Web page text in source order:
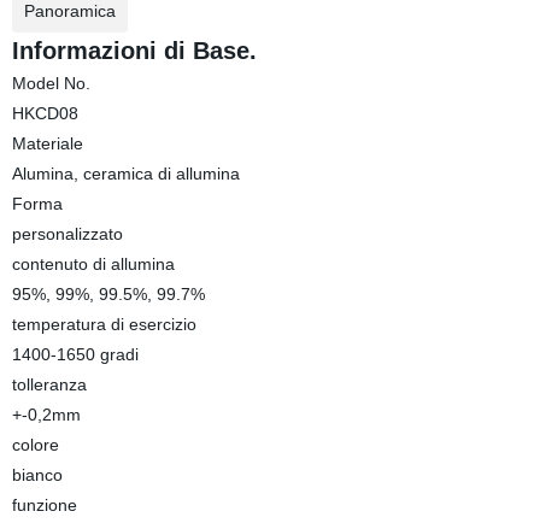
Panoramica
Informazioni di Base.
Model No.
HKCD08
Materiale
Alumina, ceramica di allumina
Forma
personalizzato
contenuto di allumina
95%, 99%, 99.5%, 99.7%
temperatura di esercizio
1400-1650 gradi
tolleranza
+-0,2mm
colore
bianco
funzione